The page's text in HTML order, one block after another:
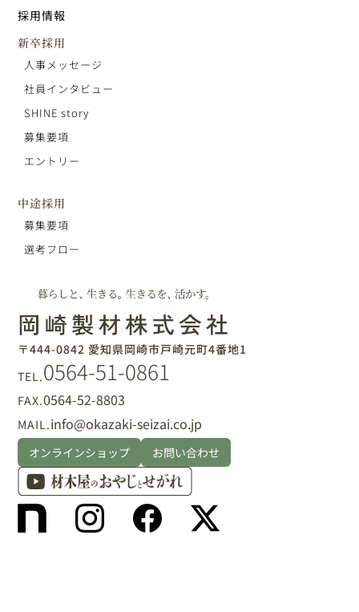
採用情報
新卒採用
人事メッセージ
社員インタビュー
SHINE story
募集要項
エントリー
中途採用
募集要項
選考フロー
〒444-0842 愛知県岡崎市戸崎元町4番地1
TEL.0564-51-0861
FAX.0564-52-8803
MAIL.info@okazaki-seizai.co.jp
オンラインショップ お問い合わせ